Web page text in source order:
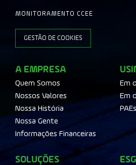
MONITORAMENTO CCEE
GESTÃO DE COOKIES
A EMPRESA
Quem Somos
Nossos Valores
Nossa História
Nossa Gente
Informações Financeiras
Em
Em
PAEs
SOLUÇÕES ESG